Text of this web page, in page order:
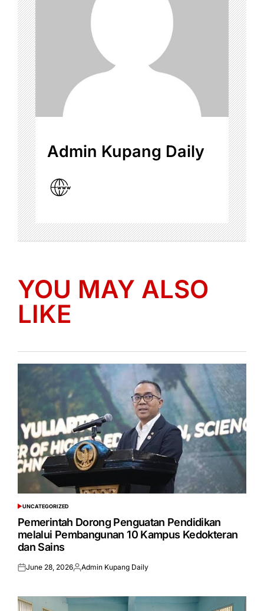
Admin Kupang Daily
YOU MAY ALSO
LIKE
POSTED
IN
UNCATEGORIZED
Pemerintah Dorong Penguatan Pendidikan
melalui Pembangunan 10 Kampus Kedokteran
dan Sains
Posted
June 28, 2026Posted
Admin Kupang Daily